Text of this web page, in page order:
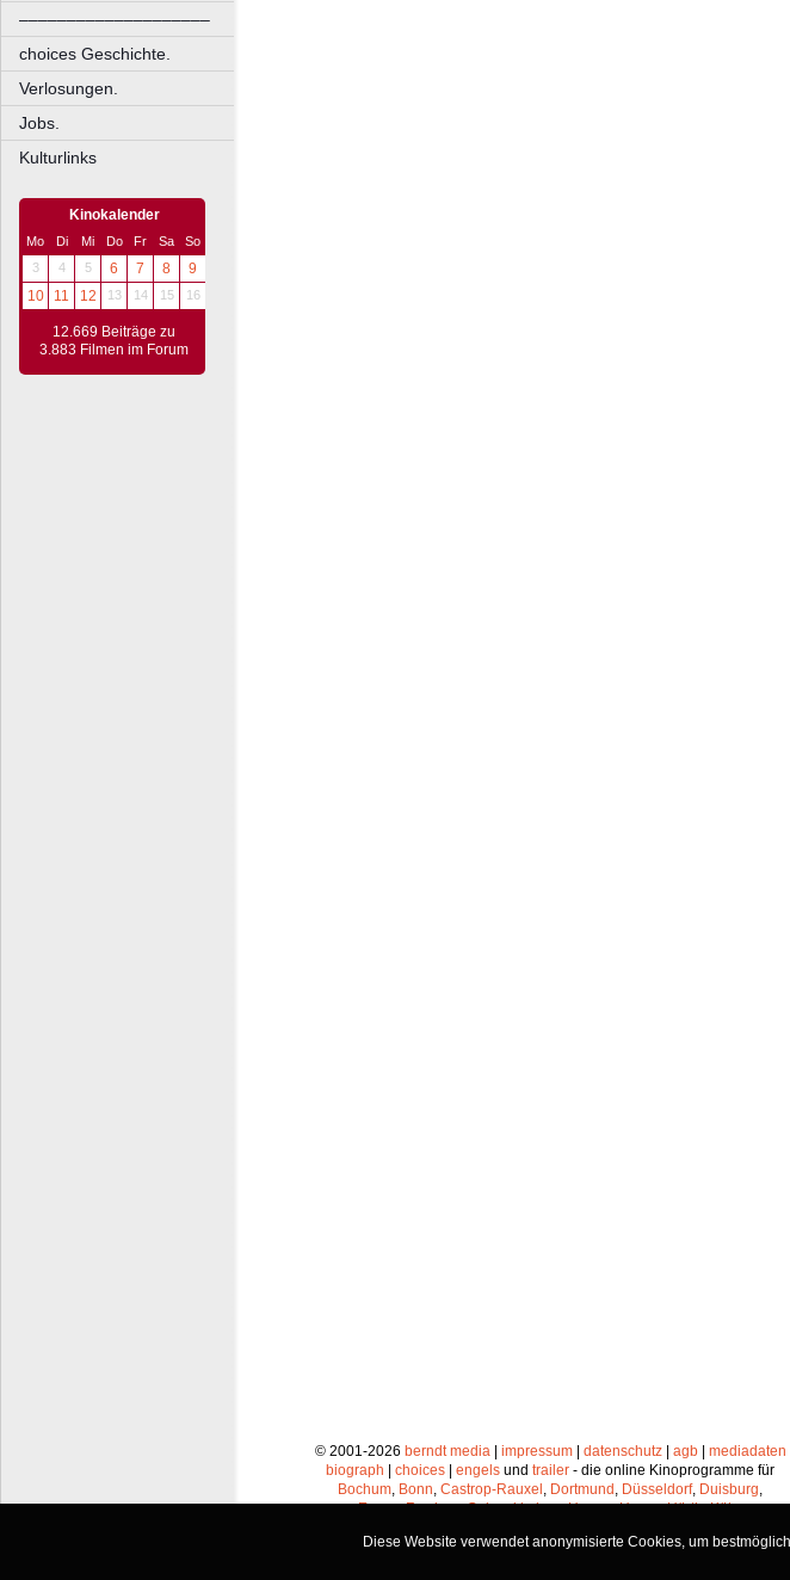
––––––––––––––––––––
choices Geschichte.
Verlosungen.
Jobs.
Kulturlinks
Kinokalender
Mo Di Mi Do Fr Sa
So
3
4 5 6 7 8
9
10
11 12 13 14 15 16
12.669 Beiträge zu
3.883 Filmen im Forum
© 2001-2026 berndt media | impressum| datenschutz| agb| mediadaten
biograph | choices | engels und trailer - die online Kinoprogramme für
Bochum Bonn Castrop-Rauxel Dortmund Düsseldorf, Duisburg
Essen,Frechen,Gelsenkirchen,Hagen,Herne,Hürth,Köln,
Recklinghausen,SolingenundWuppertal
Diese Website verwendet anonymisierte Cookies, um